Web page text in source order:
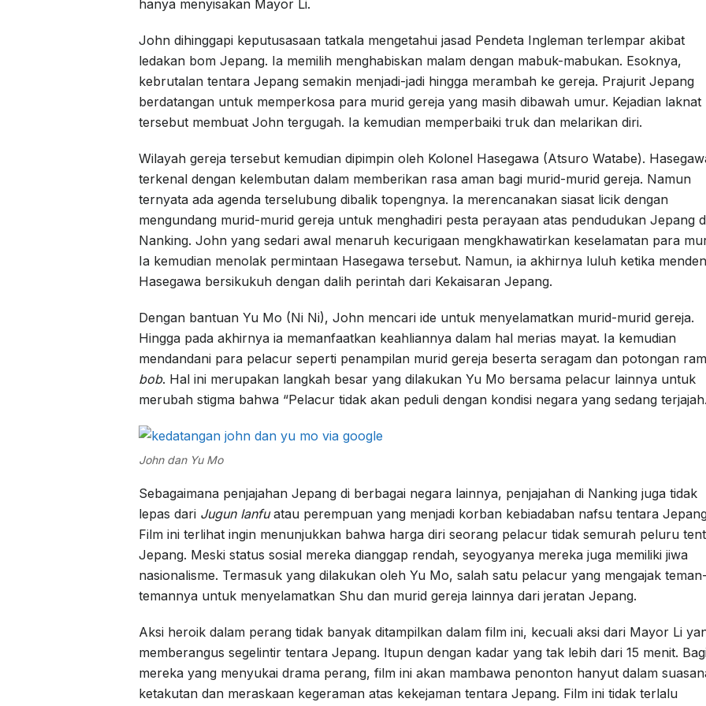
hanya menyisakan Mayor Li.
John dihinggapi keputusasaan tatkala mengetahui jasad Pendeta Ingleman terlempar akibat
ledakan bom Jepang. Ia memilih menghabiskan malam dengan mabuk-mabukan. Esoknya,
kebrutalan tentara Jepang semakin menjadi-jadi hingga merambah ke gereja. Prajurit Jepang
berdatangan untuk memperkosa para murid gereja yang masih dibawah umur. Kejadian laknat
tersebut membuat John tergugah. Ia kemudian memperbaiki truk dan melarikan diri.
Wilayah gereja tersebut kemudian dipimpin oleh Kolonel Hasegawa (Atsuro Watabe).
terkenal dengan kelembutan dalam memberikan rasa aman bagi murid-murid gereja. Namun
ternyata ada agenda terselubung dibalik topengnya. Ia merencanakan siasat licik dengan
mengundang murid-murid gereja untuk menghadiri pesta perayaan atas pendudukan Jepang
Nanking. John yang sedari awal menaruh kecurigaan mengkhawatirkan keselamatan para
Ia kemudian menolak permintaan Hasegawa tersebut. Namun, ia akhirnya luluh ketika
Hasegawa bersikukuh dengan dalih perintah dari Kekaisaran Jepang.
Dengan bantuan Yu Mo (Ni Ni), John mencari ide untuk menyelamatkan murid-murid gereja.
Hingga pada akhirnya ia memanfaatkan keahliannya dalam hal merias mayat. Ia kemudian
mendandani para pelacur seperti penampilan murid gereja beserta seragam dan potongan
bob. Hal ini merupakan langkah besar yang dilakukan Yu Mo bersama pelacur lainnya untuk
merubah stigma bahwa “Pelacur tidak akan peduli dengan kondisi negara yang sedang
John dan Yu Mo
Sebagaimana penjajahan Jepang di berbagai negara lainnya, penjajahan di Nanking juga tidak
lepas dari Jugun Ianfuatau perempuan yang menjadi korban kebiadaban nafsu tentara
Film ini terlihat ingin menunjukkan bahwa harga diri seorang pelacur tidak semurah peluru
Jepang. Meski status sosial mereka dianggap rendah, seyogyanya mereka juga memiliki jiwa
nasionalisme. Termasuk yang dilakukan oleh Yu Mo, salah satu pelacur yang mengajak teman-
temannya untuk menyelamatkan Shu dan murid gereja lainnya dari jeratan Jepang.
Aksi heroik dalam perang tidak banyak ditampilkan dalam film ini, kecuali aksi dari Mayor Li
memberangus segelintir tentara Jepang. Itupun dengan kadar yang tak lebih dari 15 menit.
mereka yang menyukai drama perang, film ini akan mambawa penonton hanyut dalam
ketakutan dan meraskaan kegeraman atas kekejaman tentara Jepang. Film ini tidak terlalu